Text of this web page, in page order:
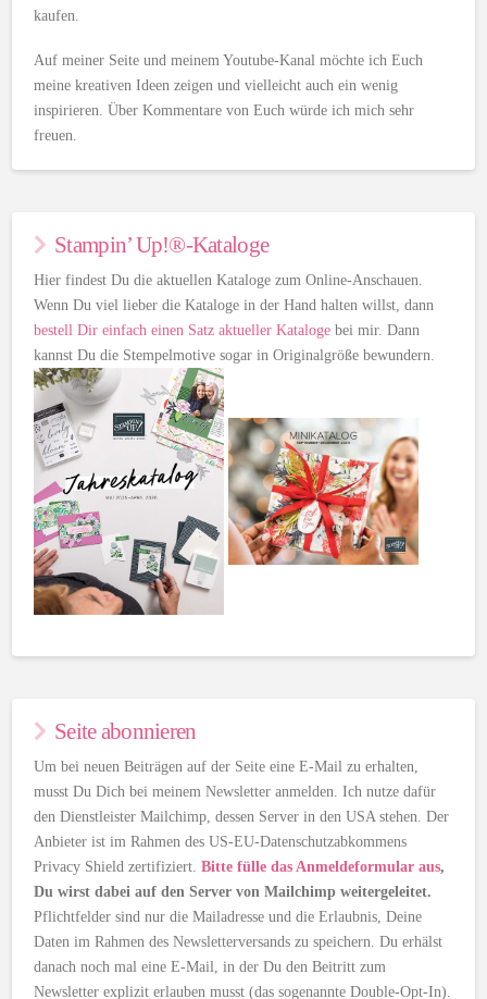
kaufen.
Auf meiner Seite und meinem Youtube-Kanal möchte ich Euch
meine kreativen Ideen zeigen und vielleicht auch ein wenig
inspirieren. Über Kommentare von Euch würde ich mich sehr
freuen.
Stampin’ Up!®-Kataloge
Hier findest Du die aktuellen Kataloge zum Online-Anschauen.
Wenn Du viel lieber die Kataloge in der Hand halten willst, dann
bestell Dir einfach einen Satz aktueller Kataloge bei mir. Dann
kannst Du die Stempelmotive sogar in Originalgröße bewundern.
Seite abonnieren
Um bei neuen Beiträgen auf der Seite eine E-Mail zu erhalten,
musst Du Dich bei meinem Newsletter anmelden. Ich nutze dafür
den Dienstleister Mailchimp, dessen Server in den USA stehen. Der
Anbieter ist im Rahmen des US-EU-Datenschutzabkommens
Privacy Shield zertifiziert.Bitte fülle das Anmeldeformular aus,
Du wirst dabei auf den Server von Mailchimp weitergeleitet.
Pflichtfelder sind nur die Mailadresse und die Erlaubnis, Deine
Daten im Rahmen des Newsletterversands zu speichern. Du erhälst
danach noch mal eine E-Mail, in der Du den Beitritt zum
Newsletter explizit erlauben musst (das sogenannte Double-Opt-In).